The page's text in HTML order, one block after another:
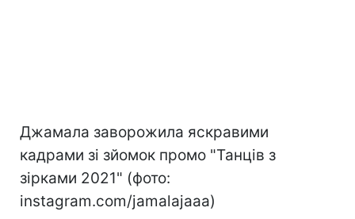
Джамала заворожила яскравими
кадрами зі зйомок промо "Танців з
зірками 2021" (фото:
instagram.com/jamalajaaa)